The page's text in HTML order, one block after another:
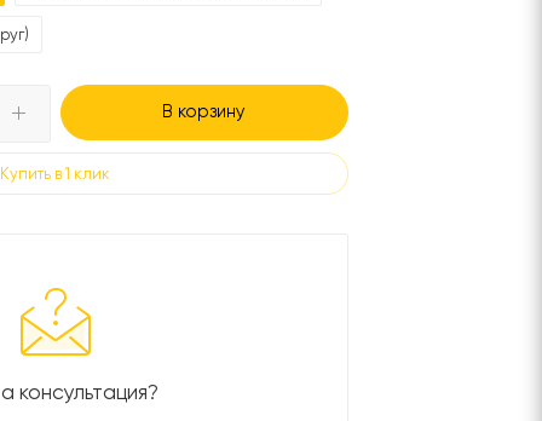
В корзину
Купить в 1 клик
консультация?